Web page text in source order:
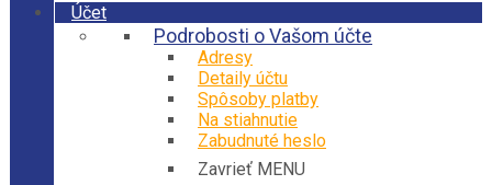
Účet
Podrobosti o Vašom účte
Adresy
Detaily účtu
Spôsoby platby
Na stiahnutie
Zabudnuté heslo
Zavrieť MENU